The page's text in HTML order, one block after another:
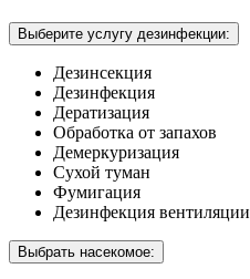
Выберите услугу дезинфекции:
Дезинсекция
Дезинфекция
Дератизация
Обработка от запахов
Демеркуризация
Сухой туман
Фумигация
Дезинфекция вентиляции
Выбрать насекомое: